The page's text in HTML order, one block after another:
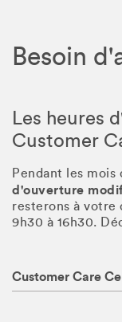
Besoin
Les heures
Customer
Pendant les mois
d'ouverture
resterons à votre
9h30 à 16h30.
Customer Care